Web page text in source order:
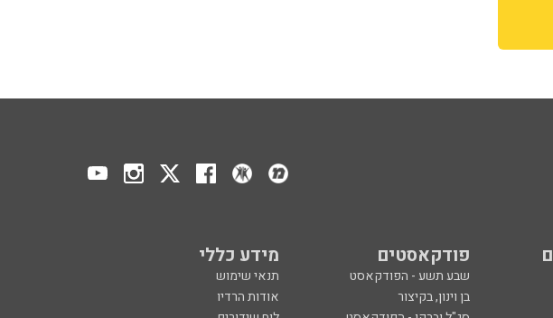
פודקאסטים מידע כללי
שבע תשע - הפודקאסט
תנאי שימוש
בן וינון, בקיצור
אודות הרדיו